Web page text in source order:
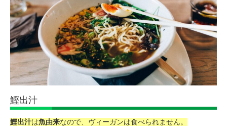
鰹出汁
鰹出汁は魚由来なので、ヴィーガンは食べられません。